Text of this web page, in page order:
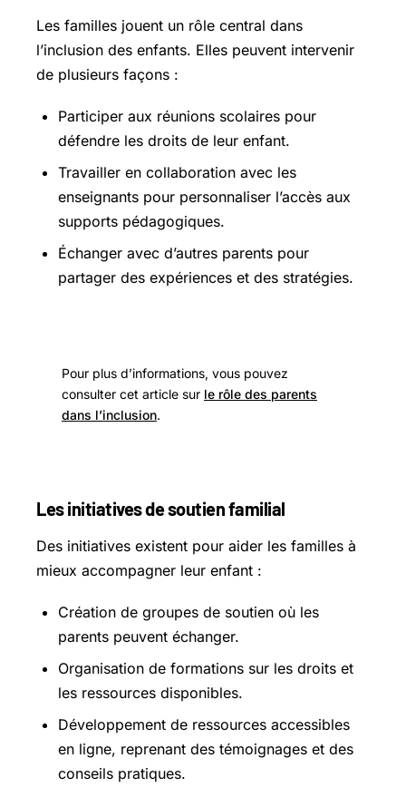
Les familles jouent un rôle central dans
l’inclusion des enfants. Elles peuvent intervenir
de plusieurs façons :
Participer aux réunions scolaires pour
défendre les droits de leur enfant.
Travailler en collaboration avec les
enseignants pour personnaliser l’accès aux
supports pédagogiques.
Échanger avec d’autres parents pour
partager des expériences et des stratégies.
Pour plus d’informations, vous pouvez
consulter cet article sur le rôle des parents
dans l’inclusion.
Les initiatives de soutien familial
Des initiatives existent pour aider les familles à
mieux accompagner leur enfant :
Création de groupes de soutien où les
parents peuvent échanger.
Organisation de formations sur les droits et
les ressources disponibles.
Développement de ressources accessibles
en ligne, reprenant des témoignages et des
conseils pratiques.